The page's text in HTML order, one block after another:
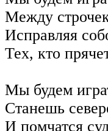
Между
Исправляя
Тех, кто
Мы будем
Станешь
И помчатся